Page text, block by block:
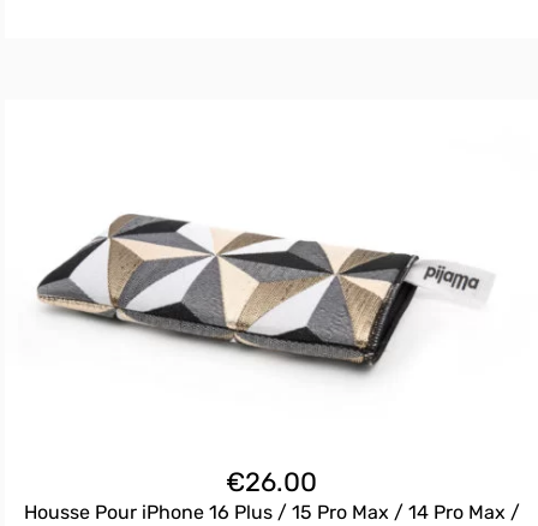
€26.00
Housse Pour iPhone 16 Plus / 15 Pro Max / 14 Pro Max /